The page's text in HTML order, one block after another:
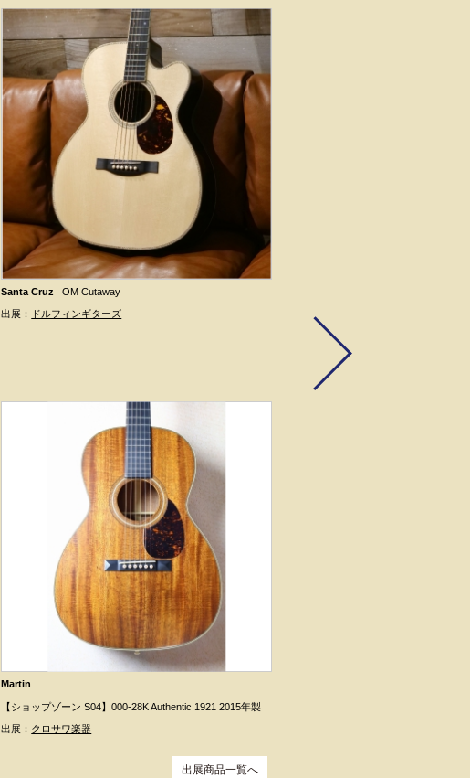
Santa Cruz
OM Cutaway
出展：
ドルフィンギターズ
Martin
【ショップゾーン S04】000-28K Authentic 1921 2015年製
出展： クロサワ楽器
出展商品一覧へ